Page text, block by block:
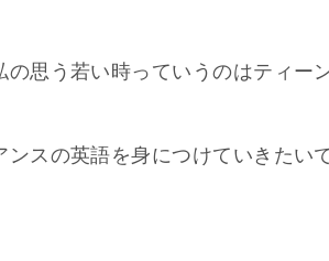
の思う若い時っていうのはティー
ンスの英語を身につけていきたい